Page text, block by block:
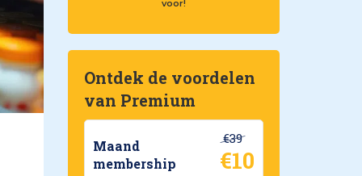
voor!
Ontdek de voordelen
van Premium
Maand
membership
€39
€10